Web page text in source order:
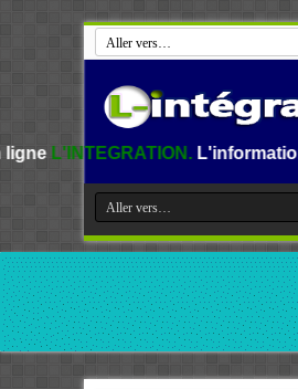
L'information au Benin, en